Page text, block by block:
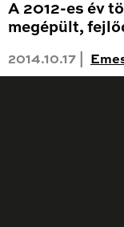
A 2012-es év
megépült,
2014.10.17 |